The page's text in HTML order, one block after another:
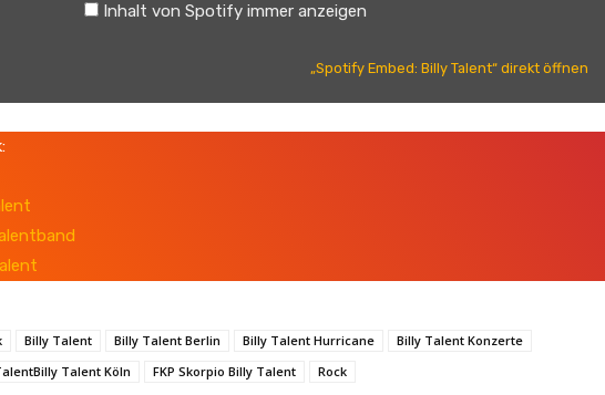
Inhalt von Spotify immer anzeigen
„Spotify Embed: Billy Talent“ direkt öffnen
Billy Talent Billy Talent Berlin Billy Talent Hurricane
Billy Talent Konzerte
Talent Köln FKP Skorpio Billy Talent Rock